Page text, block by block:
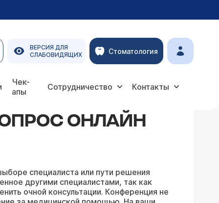
ВЕРСИЯ ДЛЯ
СЛАБОВИДЯЩИХ
Стоматология
Чек-
апы
Сотрудничество Контакты
ОНЛАЙН
специалиста или пути решения
другими специалистами, так как
очной консультации. Конференция не